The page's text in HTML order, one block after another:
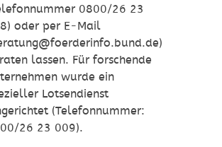
0800/26 23
oder per E-Mail
lassen. Für forschende
wurde ein
Lotsendienst
(Telefonnummer:
26 23 009).